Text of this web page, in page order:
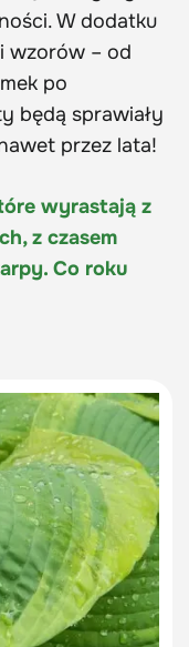
W dodatku
wzorów – od
po
będą sprawiały
przez lata!
wyrastają z
z czasem
Co roku